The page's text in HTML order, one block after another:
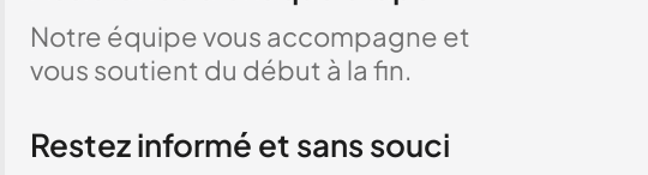
Notre équipe vous accompagne et
vous soutient du début à la fin.
Restez informé et sans souci